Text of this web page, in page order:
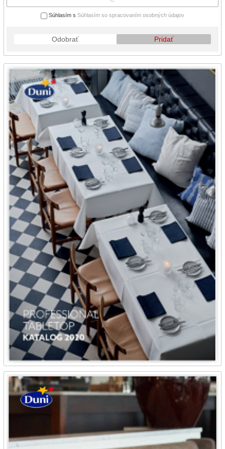
Súhlasím s Súhlasím so spracovaním osobných údajov
Odobrať Pridať